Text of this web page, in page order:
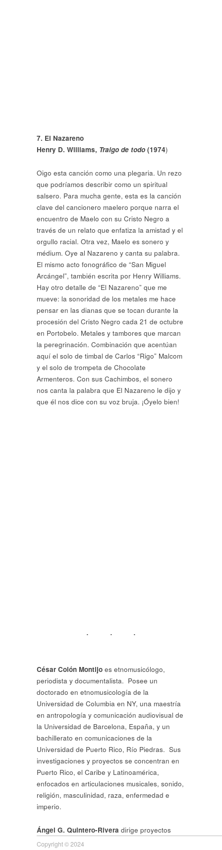
7. El Nazareno
Henry D. Williams, Traigo de todo (1974)
Oigo esta canción como una plegaria. Un rezo
que podríamos describir como un spiritual
salsero. Para mucha gente, esta es la canción
clave del cancionero maelero porque narra el
encuentro de Maelo con su Cristo Negro a
través de un relato que enfatiza la amistad y el
orgullo racial. Otra vez, Maelo es sonero y
médium. Oye al Nazareno y canta su palabra.
El mismo acto fonográfico de “San Miguel
Arcángel”, también escrita por Henry Williams.
Hay otro detalle de “El Nazareno” que me
mueve: la sonoridad de los metales me hace
pensar en las dianas que se tocan durante la
procesión del Cristo Negro cada 21 de octubre
en Portobelo. Metales y tambores que marcan
la peregrinación. Combinación que acentúan
aquí el solo de timbal de Carlos “Rigo” Malcom
y el solo de trompeta de Chocolate
Armenteros. Con sus Cachimbos, el sonero
nos canta la palabra que El Nazareno le dijo y
que él nos dice con su voz bruja. ¡Óyelo bien!
César Colón Montijo es etnomusicólogo,
periodista y documentalista. Posee un
doctorado en etnomusicología de la
Universidad de Columbia en NY, una maestría
en antropología y comunicación audiovisual de
la Universidad de Barcelona, España, y un
bachillerato en comunicaciones de la
Universidad de Puerto Rico, Río Piedras. Sus
investigaciones y proyectos se concentran en
Puerto Rico, el Caribe y Latinoamérica,
enfocados en articulaciones musicales, sonido,
religión, masculinidad, raza, enfermedad e
imperio.
Ángel G. Quintero-Rivera dirige proyectos
sobre sociología de la cultura en el Centro de
Copyright © 2024